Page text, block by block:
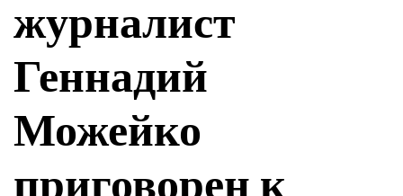
журналист
Геннадий
Можейко